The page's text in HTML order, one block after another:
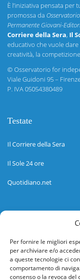
Per fornire le migliori
per archiviare e/o
a queste tecnologie ci
comportamento di
consenso o la revoca
È l’iniziativa pensata
promossa da
Permanente Giovani-
Corriere della Sera, Il
educativo che vuole dare
creatività, la
©Osservatorio for
Viale Guidoni 95 –
P. IVA 05054380489
Testate
Il Corriere della Sera
Il Sole 24 ore
Quotidiano.net
Informazioni
Help desk
Guida rapida